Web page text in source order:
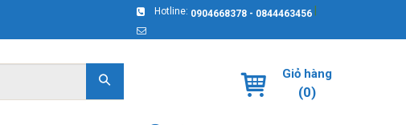
Hotline: 0904668378 - 0844463456
Giỏ hàng
(0)